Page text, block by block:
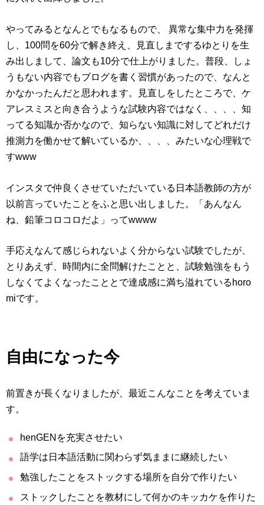
やってみるとなんとでもなるもので、 異常な集中力を発揮
し、100問を60分で解き終え、見直しまでするゆとりを生
み出しまして、論文も10分で仕上がりました。普段、しょ
うもない内容でもブログを書く習慣があったので、なんと
かなかったんだと思われます。見直しをしたところで、ケ
アレスミスと向き合うような試験内容ではなく、、、、知
ってる知識か否かなので、知らない知識に対してどれだけ
推測力を働かせて解いているか、、、、みたいな心理戦で
すwww
インスタで仲良くさせていただいている日本語教師の方が
以前言っていたことをふと思い出しました。「あんなん
ね、鉛筆コロコロだよ」ってwwww
手応えなんて感じられないよく分からない試験でしたが、
とりあえず、時間内に全問解けたことと、試験勉強をもう
しなくてよくなったこととで達成感に満ち溢れているhoro
miです。
自由になった今
前置きが長くなりましたが、最近こんなことを考えていま
す。
henGENを充実させたい
語学は日本語活動に関わらず気ままに継続したい
勉強したことをストックする場所を自分で作りたい
ストックしたことを教材にして何かのキッカケを作りた